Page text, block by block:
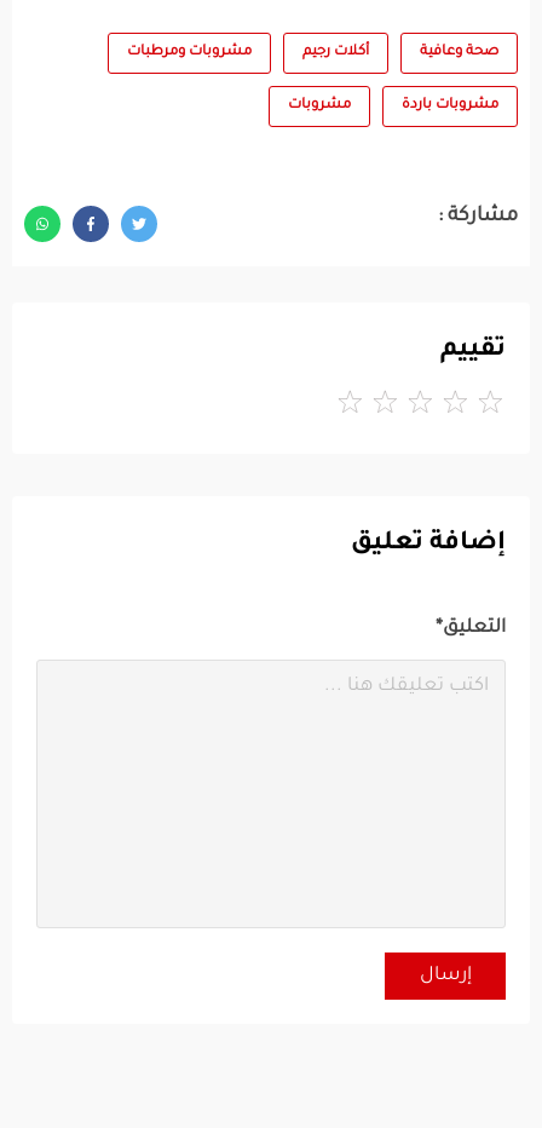
صحة وعافية أكلات رجيم مشروبات ومرطبات
مشروبات باردة مشروبات
مشاركة :
تقييم
إضافة تعليق
التعليق*